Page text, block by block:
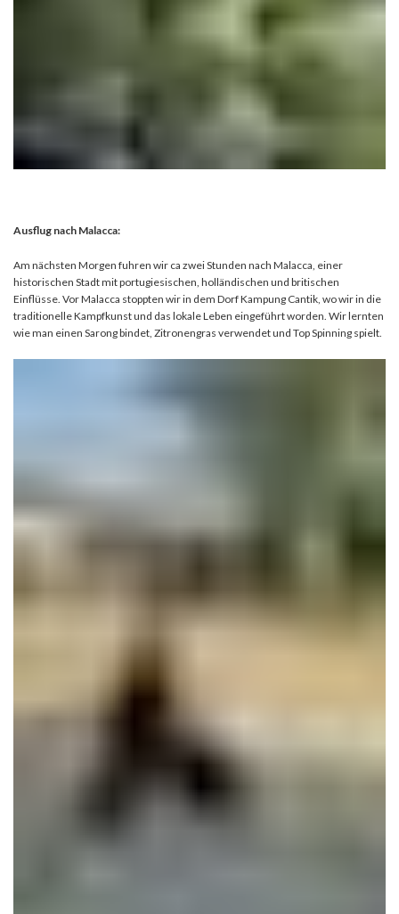
Ausflug nach Malacca:
Am nächsten Morgen fuhren wir ca zwei Stunden nach Malacca, einer
historischen Stadt mit portugiesischen, holländischen und britischen
Einflüsse. Vor Malacca stoppten wir in dem Dorf Kampung Cantik, wo wir in die
traditionelle Kampfkunst und das lokale Leben eingeführt worden. Wir lernten
wie man einen Sarong bindet, Zitronengras verwendet und Top Spinning spielt.